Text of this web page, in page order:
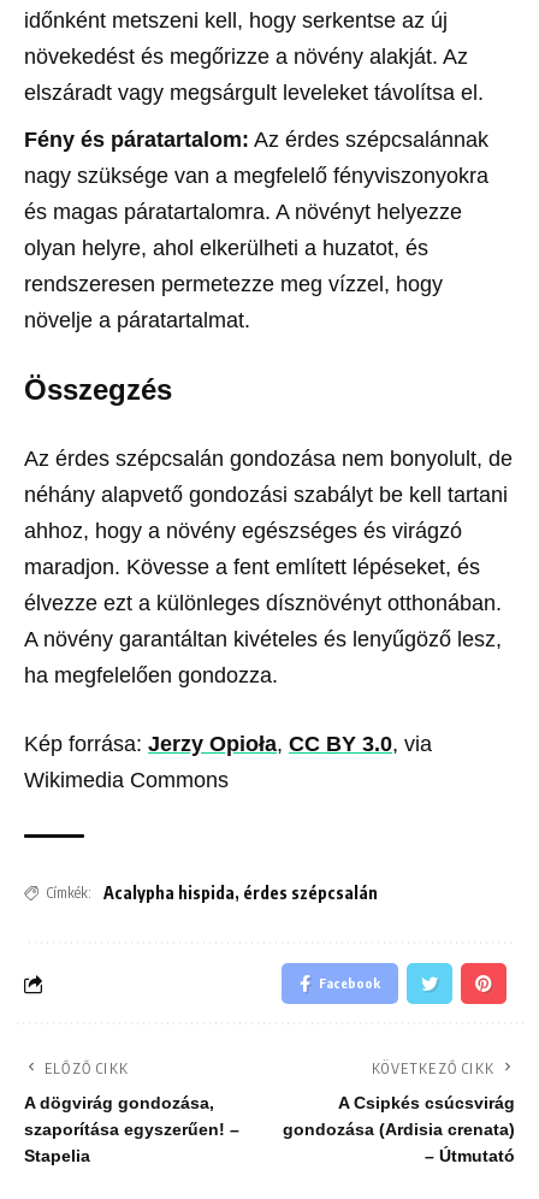
időnként metszeni kell, hogy serkentse az új
növekedést és megőrizze a növény alakját. Az
elszáradt vagy megsárgult leveleket távolítsa el.
Fény és páratartalom: Az érdes szépcsalánnak
nagy szüksége van a megfelelő fényviszonyokra
és magas páratartalomra. A növényt helyezze
olyan helyre, ahol elkerülheti a huzatot, és
rendszeresen permetezze meg vízzel, hogy
növelje a páratartalmat.
Összegzés
Az érdes szépcsalán gondozása nem bonyolult, de
néhány alapvető gondozási szabályt be kell tartani
ahhoz, hogy a növény egészséges és virágzó
maradjon. Kövesse a fent említett lépéseket, és
élvezze ezt a különleges dísznövényt otthonában.
A növény garantáltan kivételes és lenyűgöző lesz,
ha megfelelően gondozza.
Kép forrása: Jerzy Opioła, CC BY 3.0, via
Wikimedia Commons
Címkék: Acalypha hispida, érdes szépcsalán
Facebook
ELŐZŐ CIKK
A dögvirág gondozása,
szaporítása egyszerűen! –
Stapelia
KÖVETKEZŐ CIKK
A Csipkés csúcsvirág
gondozása (Ardisia crenata)
– Útmutató